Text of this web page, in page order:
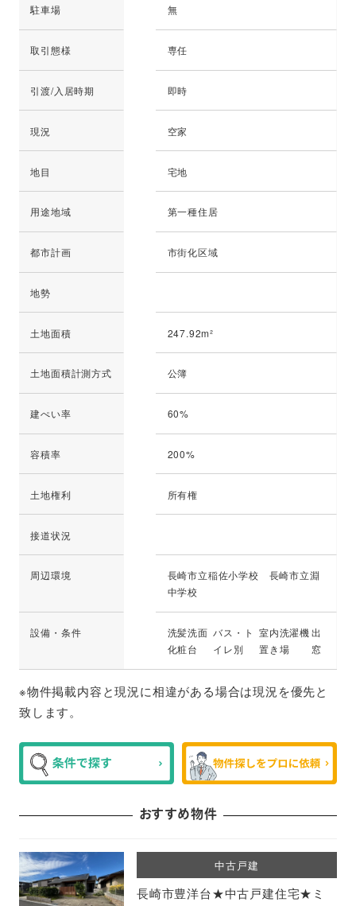
駐車場 無
取引態様 専任
引渡/入居時期 即時
現況 空家
地目 宅地
用途地域 第一種住居
都市計画 市街化区域
地勢
土地面積 247.92m²
土地面積計測方式 公簿
建ぺい率 60%
容積率 200%
土地権利 所有権
接道状況
周辺環境
長崎市立稲佐小学校 長崎市立淵
中学校
設備・条件
洗髪洗面
化粧台
バス・ト
イレ別
室内洗濯機
置き場
出
窓
※物件掲載内容と現況に相違がある場合は現況を優先と
致します。
おすすめ物件
中古戸建
長崎市豊洋台★中古戸建住宅★ミ